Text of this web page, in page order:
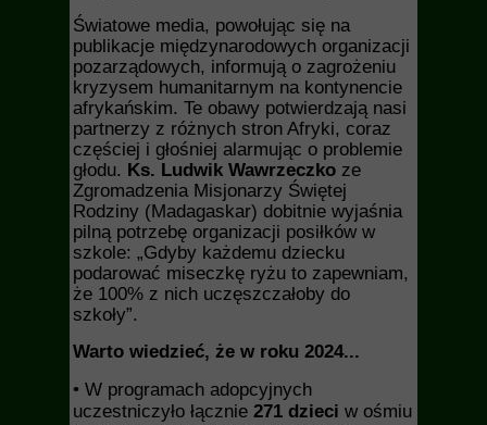
Światowe media, powołując się na
publikacje międzynarodowych organizacji
pozarządowych, informują o zagrożeniu
kryzysem humanitarnym na kontynencie
afrykańskim. Te obawy potwierdzają nasi
partnerzy z różnych stron Afryki, coraz
częściej i głośniej alarmując o problemie
głodu. Ks. Ludwik Wawrzeczko ze
Zgromadzenia Misjonarzy Świętej
Rodziny (Madagaskar) dobitnie wyjaśnia
pilną potrzebę organizacji posiłków w
szkole: „Gdyby każdemu dziecku
podarować miseczkę ryżu to zapewniam,
że 100% z nich uczęszczałoby do
szkoły”.
Warto wiedzieć, że w roku 2024...
• W programach adopcyjnych
uczestniczyło łącznie 271 dzieci w ośmiu